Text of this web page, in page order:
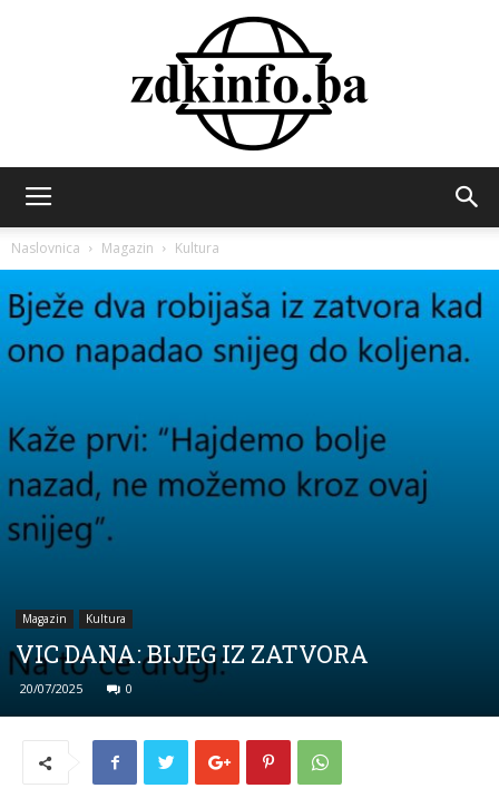
INFO
Naslovnica Magazin Kultura
Magazin Kultura
VIC DANA: BIJEG IZ ZATVORA
20/07/2025 0